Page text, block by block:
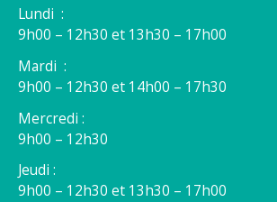
Lundi :
9h00 – 12h30 et 13h30 – 17h00
Mardi :
9h00 – 12h30 et 14h00 – 17h30
Mercredi :
9h00 – 12h30
Jeudi :
9h00 – 12h30 et 13h30 – 17h00